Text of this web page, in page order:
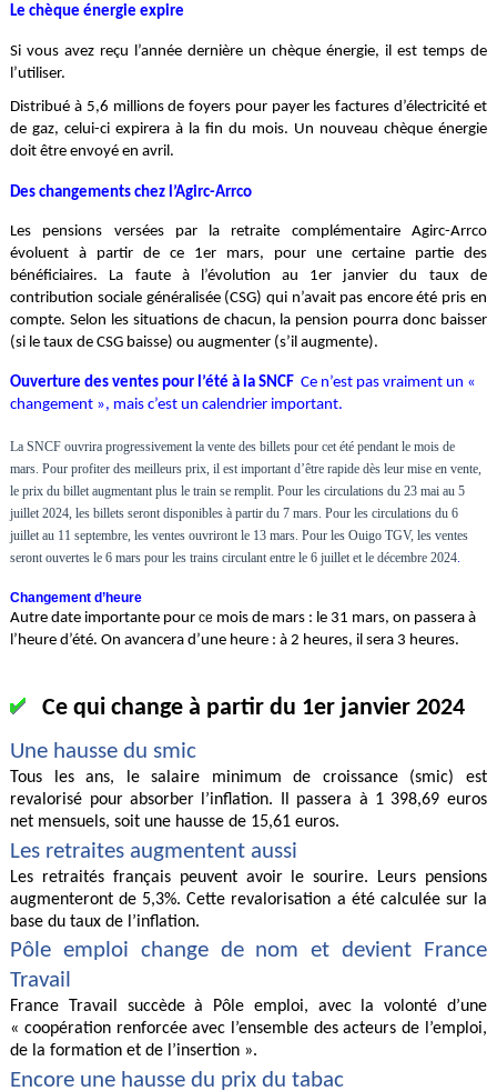
Le chèque énergie expire
Si vous avez reçu l’année dernière un chèque énergie, il est temps de
l’utiliser.
Distribué à 5,6 millions de foyers pour payer les factures d’électricité et
de gaz, celui-ci expirera à la fin du mois. Un nouveau chèque énergie
doit être envoyé en avril.
Des changements chez l’Agirc-Arrco
Les pensions versées par la retraite complémentaire Agirc-Arrco
évoluent à partir de ce 1er mars, pour une certaine partie des
bénéficiaires. La faute à l’évolution au 1er janvier du taux de
contribution sociale généralisée (CSG) qui n’avait pas encore été pris en
compte. Selon les situations de chacun, la pension pourra donc baisser
(si le taux de CSG baisse) ou augmenter (s’il augmente).
Ouverture des ventes pour l’été à la SNCFCe n’est pas vraiment un «
changement », mais c’est un calendrier important.
La SNCF ouvrira progressivement la vente des billets pour cet été pendant le mois de
mars. Pour profiter des meilleurs prix, il est important d’être rapide dès leur mise en vente,
le prix du billet augmentant plus le train se remplit. Pour les circulations du 23 mai au 5
juillet 2024, les billets seront disponibles à partir du 7 mars. Pour les circulations du 6
juillet au 11 septembre, les ventes ouvriront le 13 mars. Pour les Ouigo TGV, les ventes
seront ouvertes le 6 mars pour les trains circulant entre le 6 juillet et le décembre 2024.
Changement d’heure
Autre date importante pource mois de mars : le 31 mars, on passera à
l’heure d’été. On avancera d’une heure : à 2 heures, il sera 3 heures.
Ce qui change à partir du 1er janvier 2024
Une hausse du smic
Tous les ans, le salaire minimum de croissance (smic) est
revalorisé pour absorber l’inflation. Il passera à 1 398,69 euros
net mensuels, soit une hausse de 15,61 euros.
Les retraites augmentent aussi
Les retraités français peuvent avoir le sourire. Leurs pensions
augmenteront de 5,3%. Cette revalorisation a été calculée sur la
base du taux de l’inflation.
Pôle emploi change de nom et devient France
Travail
France Travail succède à Pôle emploi, avec la volonté d’une
« coopération renforcée avec l’ensemble des acteurs de l’emploi,
de la formation et de l’insertion ».
Encore une hausse du prix du tabac